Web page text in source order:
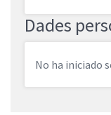
Dades
No ha iniciado